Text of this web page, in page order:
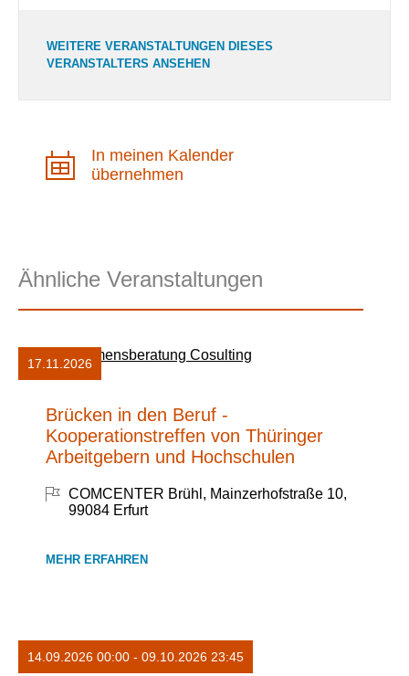
WEITERE VERANSTALTUNGEN DIESES
VERANSTALTERS ANSEHEN
In meinen Kalender
übernehmen
Ähnliche Veranstaltungen
17.11.2026
Brücken in den Beruf -
Kooperationstreffen von Thüringer
Arbeitgebern und Hochschulen
COMCENTER Brühl, Mainzerhofstraße 10,
99084 Erfurt
MEHR ERFAHREN
14.09.2026 00:00 - 09.10.2026 23:45